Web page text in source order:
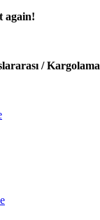
again!
/ Kargolama